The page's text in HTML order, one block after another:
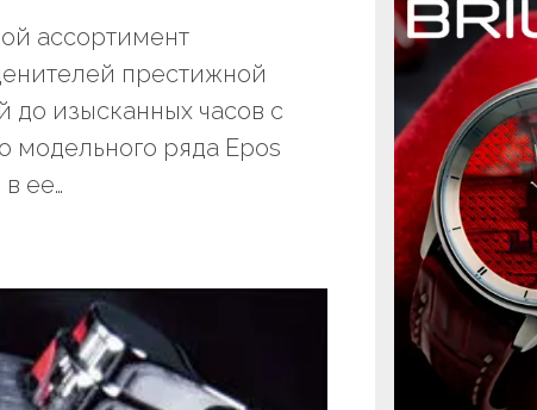
ассортимент
престижной
до изысканных часов с
модельного ряда Epos
ее…